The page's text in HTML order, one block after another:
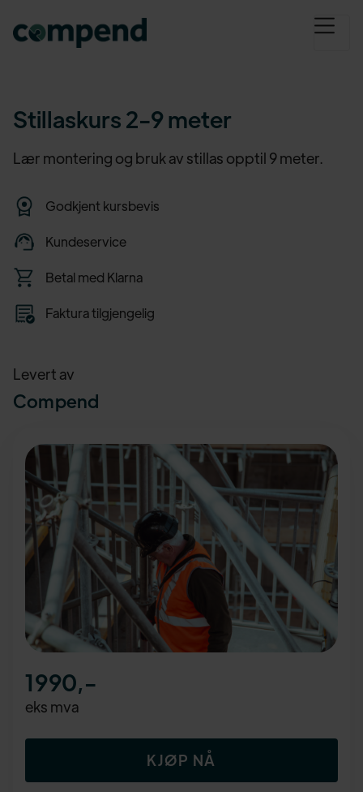
Stillaskurs 2-9 meter
Lær montering og bruk av stillas opptil 9 meter.
Godkjent kursbevis
Kundeservice
Betal med Klarna
Faktura tilgjengelig
Levert av
Compend
1990,-
eks mva
KJØP NÅ